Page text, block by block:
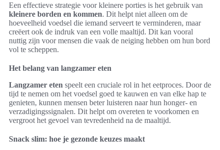
Een effectieve strategie voor kleinere porties is het gebruik van
kleinere borden en kommen. Dit helpt niet alleen om de
hoeveelheid voedsel die iemand serveert te verminderen, maar
creëert ook de indruk van een volle maaltijd. Dit kan vooral
nuttig zijn voor mensen die vaak de neiging hebben om hun bord
vol te scheppen.
Het belang van langzamer eten
Langzamer eten speelt een cruciale rol in het eetproces. Door de
tijd te nemen om het voedsel goed te kauwen en van elke hap te
genieten, kunnen mensen beter luisteren naar hun honger- en
verzadigingssignalen. Dit helpt om overeten te voorkomen en
vergroot het gevoel van tevredenheid na de maaltijd.
Snack slim: hoe je gezonde keuzes maakt